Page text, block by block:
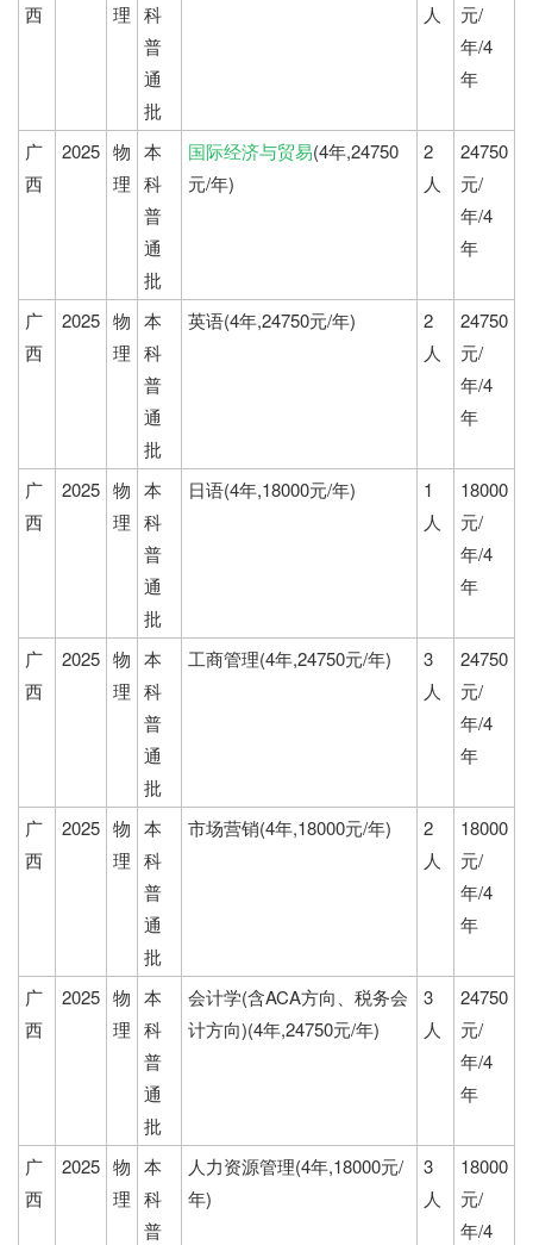
西
理 科
普
通
批
人
元/
年/4
年
广
西
2025 物
理
本
科
普
通
批
国际经济与贸易(4年,24750
元/年)
2
人
24750
元/
年/4
年
广
西
2025 物
理
本
科
普
通
批
英语(4年,24750元/年)
2
人
24750
元/
年/4
年
广
西
2025 物
理
本
科
普
通
批
日语(4年,18000元/年)
1
人
18000
元/
年/4
年
广
西
2025 物
理
本
科
普
通
批
工商管理(4年,24750元/年)
3
人
24750
元/
年/4
年
广
西
2025 物
理
本
科
普
通
批
市场营销(4年,18000元/年)
2
人
18000
元/
年/4
年
广
西
2025 物
理
本
科
普
通
批
会计学(含ACA方向、税务会
计方向)(4年,24750元/年)
3
人
24750
元/
年/4
年
广
西
2025 物
理
本
科
普
人力资源管理(4年,18000元/
年)
3
人
18000
元/
年/4